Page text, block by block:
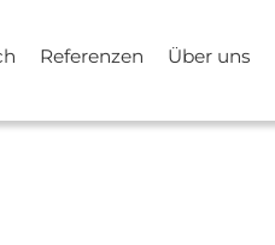
Referenzen Über uns